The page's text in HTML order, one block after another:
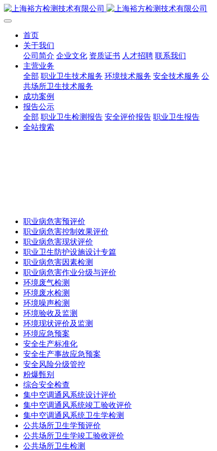
首页
关于我们
公司简介 企业文化 资质证书 人才招聘 联系我们
主营业务
全部 职业卫生技术服务 环境技术服务 安全技术服务 公
共场所卫生技术服务
成功案例
报告公示
全部 职业卫生检测报告 安全评价报告 职业卫生报告
全站搜索
职业病危害预评价
职业病危害控制效果评价
职业病危害现状评价
职业卫生防护设施设计专篇
职业病危害因素检测
职业病危害作业分级与评价
环境废气检测
环境废水检测
环境噪声检测
环境验收及监测
环境现状评价及监测
环境应急预案
安全生产标准化
安全生产事故应急预案
安全风险分级管控
粉爆甄别
综合安全检查
集中空调通风系统设计评价
集中空调通风系统竣工验收评价
集中空调通风系统卫生学检测
公共场所卫生学预评价
公共场所卫生学竣工验收评价
公共场所卫生检测